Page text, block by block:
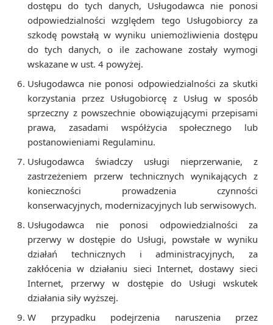
dostępu do tych danych, Usługodawca nie ponosi
odpowiedzialności względem tego Usługobiorcy za
szkodę powstałą w wyniku uniemożliwienia dostępu
do tych danych, o ile zachowane zostały wymogi
wskazane w ust. 4 powyżej.
Usługodawca nie ponosi odpowiedzialności za skutki
korzystania przez Usługobiorcę z Usług w sposób
sprzeczny z powszechnie obowiązującymi przepisami
prawa, zasadami współżycia społecznego lub
postanowieniami Regulaminu.
Usługodawca świadczy usługi nieprzerwanie, z
zastrzeżeniem przerw technicznych wynikających z
konieczności prowadzenia czynności
konserwacyjnych, modernizacyjnych lub serwisowych.
Usługodawca nie ponosi odpowiedzialności za
przerwy w dostępie do Usługi, powstałe w wyniku
działań technicznych i administracyjnych, za
zakłócenia w działaniu sieci Internet, dostawy sieci
Internet, przerwy w dostępie do Usługi wskutek
działania siły wyższej.
W przypadku podejrzenia naruszenia przez